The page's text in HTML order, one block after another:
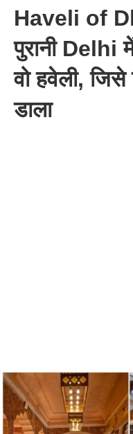
Haveli of
पुरानी Delhi
वो हवेली,
डाला